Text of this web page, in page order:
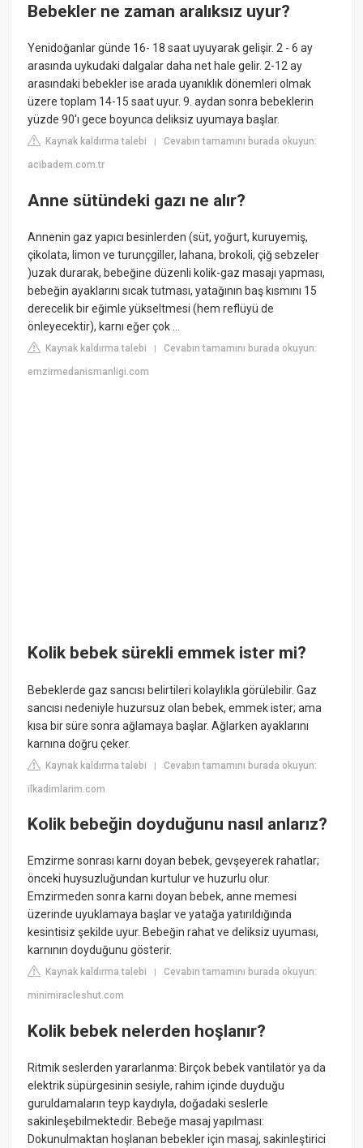
Bebekler ne zaman aralıksız uyur?
Yenidoğanlar günde 16- 18 saat uyuyarak gelişir. 2 - 6 ay
arasında uykudaki dalgalar daha net hale gelir. 2-12 ay
arasındaki bebekler ise arada uyanıklık dönemleri olmak
üzere toplam 14-15 saat uyur. 9. aydan sonra bebeklerin
yüzde 90'ı gece boyunca deliksiz uyumaya başlar.
Kaynak kaldırma talebi |Cevabın tamamını burada okuyun:
acibadem.com.tr
Anne sütündeki gazı ne alır?
Annenin gaz yapıcı besinlerden (süt, yoğurt, kuruyemiş,
çikolata, limon ve turunçgiller, lahana, brokoli, çiğ sebzeler
)uzak durarak, bebeğine düzenli kolik-gaz masajı yapması,
bebeğin ayaklarını sıcak tutması, yatağının baş kısmını 15
derecelik bir eğimle yükseltmesi (hem reflüyü de
önleyecektir), karnı eğer çok ...
Kaynak kaldırma talebi |Cevabın tamamını burada okuyun:
emzirmedanismanligi.com
Kolik bebek sürekli emmek ister mi?
Bebeklerde gaz sancısı belirtileri kolaylıkla görülebilir. Gaz
sancısı nedeniyle huzursuz olan bebek, emmek ister; ama
kısa bir süre sonra ağlamaya başlar. Ağlarken ayaklarını
karnına doğru çeker.
Kaynak kaldırma talebi |Cevabın tamamını burada okuyun:
ilkadimlarim.com
Kolik bebeğin doyduğunu nasıl anlarız?
Emzirme sonrası karnı doyan bebek, gevşeyerek rahatlar;
önceki huysuzluğundan kurtulur ve huzurlu olur.
Emzirmeden sonra karnı doyan bebek, anne memesi
üzerinde uyuklamaya başlar ve yatağa yatırıldığında
kesintisiz şekilde uyur. Bebeğin rahat ve deliksiz uyuması,
karnının doyduğunu gösterir.
Kaynak kaldırma talebi |Cevabın tamamını burada okuyun:
minimiracleshut.com
Kolik bebek nelerden hoşlanır?
Ritmik seslerden yararlanma: Birçok bebek vantilatör ya da
elektrik süpürgesinin sesiyle, rahim içinde duyduğu
guruldamaların teyp kaydıyla, doğadaki seslerle
sakinleşebilmektedir. Bebeğe masaj yapılması:
Dokunulmaktan hoşlanan bebekler için masaj, sakinleştirici